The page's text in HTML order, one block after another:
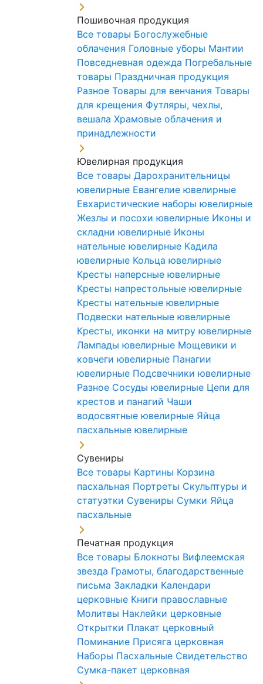
Пошивочная продукция
Все товары Богослужебные
облачения Головные уборы Мантии
Повседневная одежда Погребальные
товары Праздничная продукция
Разное Товары для венчания Товары
для крещения Футляры, чехлы,
вешала Храмовые облачения и
принадлежности
Ювелирная продукция
Все товары Дарохранительницы
ювелирные Евангелие ювелирные
Евхаристические наборы ювелирные
Жезлы и посохи ювелирные Иконы и
складни ювелирные Иконы
нательные ювелирные Кадила
ювелирные Кольца ювелирные
Кресты наперсные ювелирные
Кресты напрестольные ювелирные
Кресты нательные ювелирные
Подвески нательные ювелирные
Кресты, иконки на митру ювелирные
Лампады ювелирные Мощевики и
ковчеги ювелирные Панагии
ювелирные Подсвечники ювелирные
Разное Сосуды ювелирные Цепи для
крестов и панагий Чаши
водосвятные ювелирные Яйца
пасхальные ювелирные
Сувениры
Все товары Картины Корзина
пасхальная Портреты Скульптуры и
статуэтки Сувениры Сумки Яйца
пасхальные
Печатная продукция
Все товары Блокноты Вифлеемская
звезда Грамоты, благодарственные
письма Закладки Календари
церковные Книги православные
Молитвы Наклейки церковные
Открытки Плакат церковный
Поминание Присяга церковная
Наборы Пасхальные Свидетельство
Сумка-пакет церковная